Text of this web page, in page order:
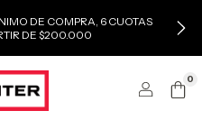
DE COMPRA, 6 CUOTAS
DE $200.000
0